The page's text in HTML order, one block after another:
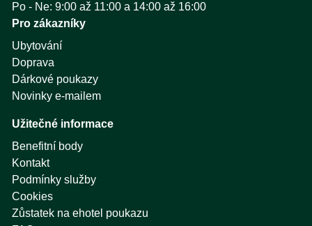
Po - Ne: 9:00 až 11:00 a 14:00 až 16:00
Pro zákazníky
Ubytování
Doprava
Dárkové poukazy
Novinky e-mailem
Užitečné informace
Benefitní body
Kontakt
Podmínky služby
Cookies
Zůstatek na ehotel poukazu